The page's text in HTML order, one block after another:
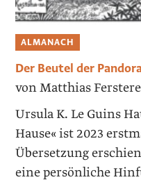
ALMANACH
Der Beutel der
von Matthias
Ursula K. Le Guins
Hause« ist 2023
Übersetzung
eine persönliche